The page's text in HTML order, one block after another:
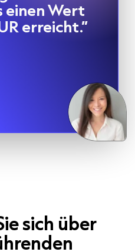
einen Wert
erreicht.”
sich über